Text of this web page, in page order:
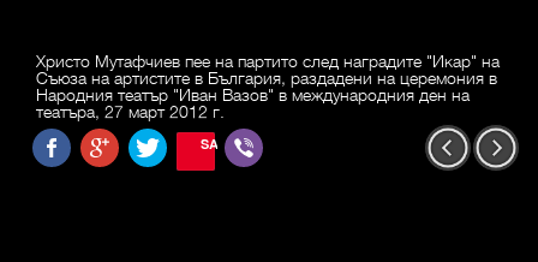
Христо Мутафчиев пее на партито след наградите "Икар" на
Съюза на артистите в България, раздадени на церемония в
Народния театър "Иван Вазов" в международния ден на
театъра, 27 март 2012 г.
SAVE